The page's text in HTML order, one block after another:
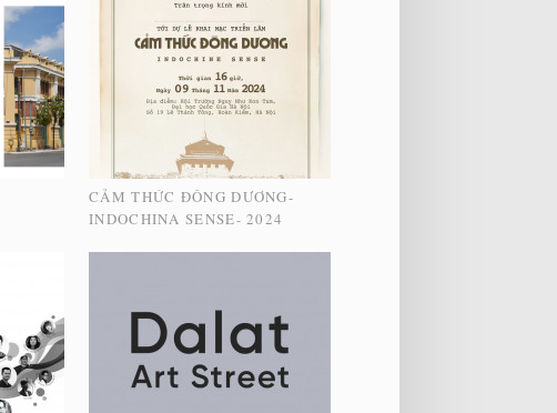
CẢM THỨC ĐÔNG DƯƠNG-
INDOCHINA SENSE- 2024